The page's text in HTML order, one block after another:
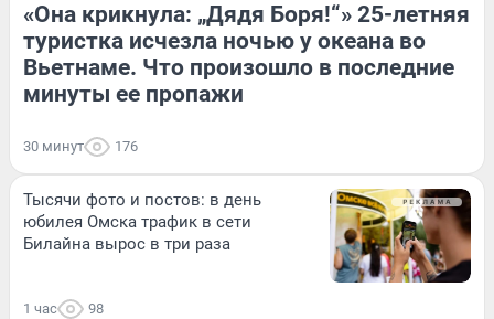
«Она крикнула: „Дядя Боря!“» 25-летняя
туристка исчезла ночью у океана во
Вьетнаме. Что произошло в последние
минуты ее пропажи
30 минут 176
Тысячи фото и постов: в день
юбилея Омска трафик в сети
Билайна вырос в три раза
1 час 98